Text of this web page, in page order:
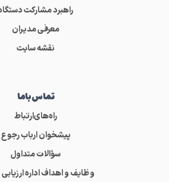
راهبرد مشارکت
معرفی مدیران
نقشه سایت
تماس‌باما
راه‌های‌ارتباط
پیشخوان ارباب رجوع
سؤالات متداول
وظایف و اهداف اداره